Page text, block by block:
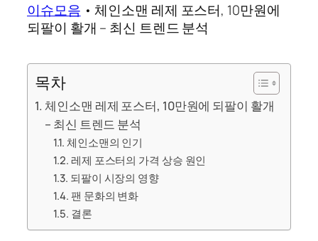
이슈모음 •체인소맨 레제 포스터, 10만원에
되팔이 활개 – 최신 트렌드 분석
목차
체인소맨 레제 포스터, 10만원에 되팔이 활개
– 최신 트렌드 분석
체인소맨의 인기
레제 포스터의 가격 상승 원인
되팔이 시장의 영향
팬 문화의 변화
결론